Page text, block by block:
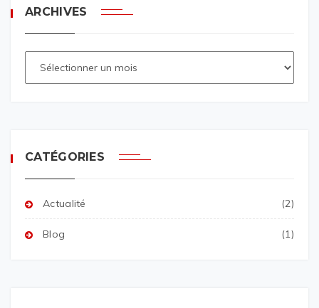
ARCHIVES
CATÉGORIES
Actualité (2)
Blog (1)